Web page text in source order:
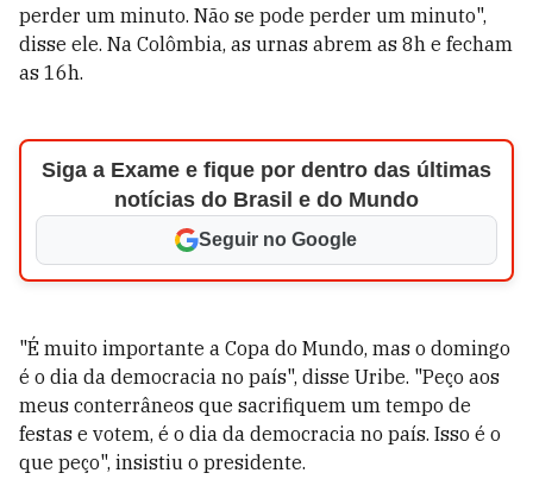
perder um minuto. Não se pode perder um minuto",
disse ele. Na Colômbia, as urnas abrem as 8h e fecham
as 16h.
Siga a Exame e fique por dentro das últimas
notícias do Brasil e do Mundo
Seguir no Google
"É muito importante a Copa do Mundo, mas o domingo
é o dia da democracia no país", disse Uribe. "Peço aos
meus conterrâneos que sacrifiquem um tempo de
festas e votem, é o dia da democracia no país. Isso é o
que peço", insistiu o presidente.